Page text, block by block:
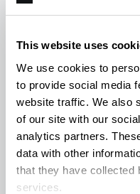
This website uses
We use cookies to
to provide social media
website traffic. We also
of our site with our
analytics partners.
data with other
that they have collected
services.
fois le 3 août 1893 à
entre le 3 août 1893
commission s’est
sur 8 provinces
visite des asiles
démontrer que le
folie. Il s’agit de la
chanvre jamais